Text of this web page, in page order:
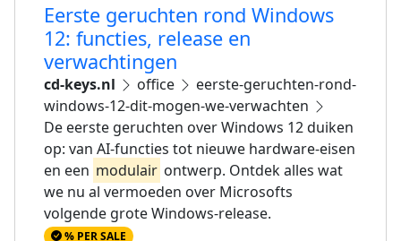
Eerste geruchten rond Windows
12: functies, release en
verwachtingen
cd-keys.nl office
eerste-geruchten-rond-
windows-12-dit-mogen-we-verwachten
De eerste geruchten over Windows 12 duiken
op: van AI-functies tot nieuwe hardware-eisen
en een modulair ontwerp. Ontdek alles wat
we nu al vermoeden over Microsofts
volgende grote Windows-release.
% PER SALE